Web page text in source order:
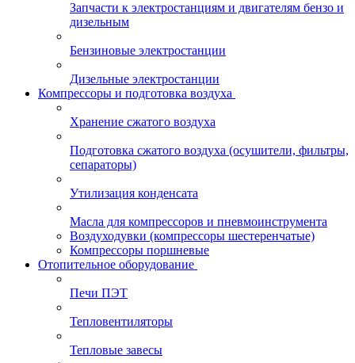
Запчасти к электростанциям и двигателям бензо и
дизельным
Бензиновые электростанции
Дизельные электростанции
Компрессоры и подготовка воздуха
Хранение сжатого воздуха
Подготовка сжатого воздуха (осушители, фильтры,
сепараторы)
Утилизация конденсата
Масла для компрессоров и пневмоинструмента
Воздуходувки (компрессоры шестеренчатые)
Компрессоры поршневые
Отопительное оборудование
Печи ПЭТ
Тепловентиляторы
Тепловые завесы